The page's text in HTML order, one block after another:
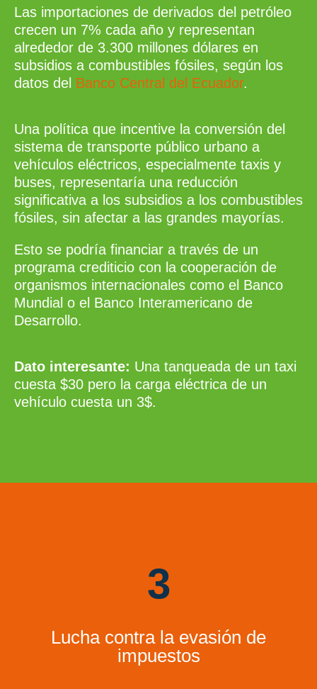
Las importaciones de derivados del petróleo
crecen un 7% cada año y representan
alrededor de 3.300 millones dólares en
subsidios a combustibles fósiles, según los
datos del Banco Central del Ecuador.
Una política que incentive la conversión del
sistema de transporte público urbano a
vehículos eléctricos, especialmente taxis y
buses, representaría una reducción
significativa a los subsidios a los combustibles
fósiles, sin afectar a las grandes mayorías.
Esto se podría financiar a través de un
programa crediticio con la cooperación de
organismos internacionales como el Banco
Mundial o el Banco Interamericano de
Desarrollo.
Dato interesante: Una tanqueada de un taxi
cuesta $30 pero la carga eléctrica de un
vehículo cuesta un 3$.
3
Lucha contra la evasión de
impuestos